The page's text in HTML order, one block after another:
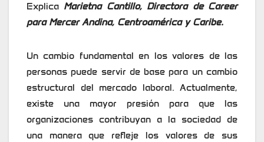
Explica Marietna Cantillo, Directora de Career
para Mercer Andina, Centroamérica y Caribe.
Un cambio fundamental en los valores de las
personas puede servir de base para un cambio
estructural del mercado laboral. Actualmente,
existe una mayor presión para que las
organizaciones contribuyan a la sociedad de
una manera que refleje los valores de sus